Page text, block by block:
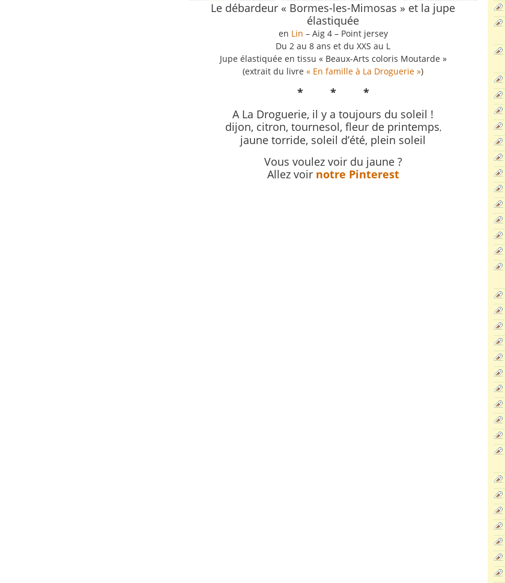
Le débardeur « Bormes-les-Mimosas » et la jupe
élastiquée
en Lin – Aig 4 – Point jersey
Du 2 au 8 ans et du XXS au L
Jupe élastiquée en tissu « Beaux-Arts coloris Moutarde »
(extrait du livre « En famille à La Droguerie »)
* * *
A La Droguerie, il y a toujours du soleil !
dijon, citron, tournesol, fleur de printemps,
jaune torride, soleil d’été, plein soleil
Vous voulez voir du jaune ?
Allez voir notre Pinterest